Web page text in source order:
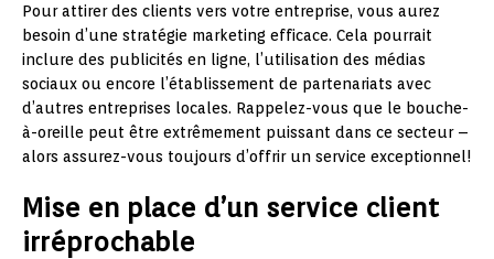
Pour attirer des clients vers votre entreprise, vous aurez
besoin d’une stratégie marketing efficace. Cela pourrait
inclure des publicités en ligne, l’utilisation des médias
sociaux ou encore l’établissement de partenariats avec
d’autres entreprises locales. Rappelez-vous que le bouche-
à-oreille peut être extrêmement puissant dans ce secteur –
alors assurez-vous toujours d’offrir un service exceptionnel!
Mise en place d’un service client
irréprochable